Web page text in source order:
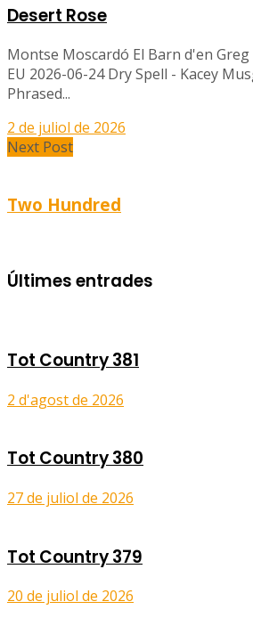
Desert Rose
Montse Moscardó El Barn d'en
EU 2026-06-24 Dry Spell - Kacey
Phrased...
2 de juliol de 2026
Next Post
Two Hundred
Últimes entrades
Tot Country 381
2 d'agost de 2026
Tot Country 380
27 de juliol de 2026
Tot Country 379
20 de juliol de 2026